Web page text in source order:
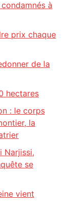
à
prix chaque
de la
hectares
: le corps
la
Narjissi,
se
vient